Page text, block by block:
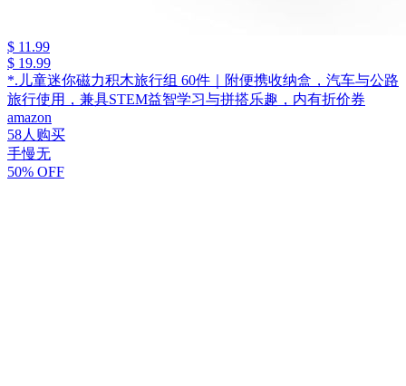
$ 11.99
$ 19.99
*.儿童迷你磁力积木旅行组 60件｜附便携收纳盒，汽车与公路
旅行使用，兼具STEM益智学习与拼搭乐趣，内有折价券
amazon
58人购买
手慢无
50% OFF